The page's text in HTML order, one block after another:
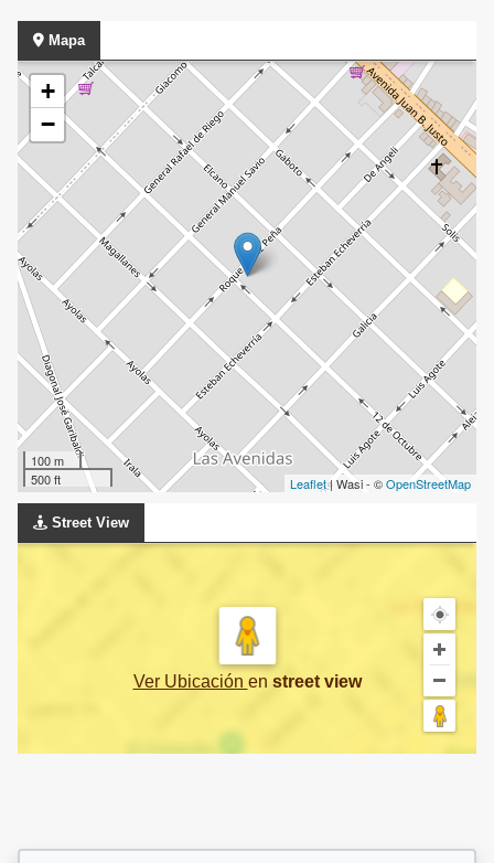
Mapa
+
−
100 m
500 ft
Leaflet| Wasi - ©OpenStreetMap
Street View
Ver Ubicación en street view